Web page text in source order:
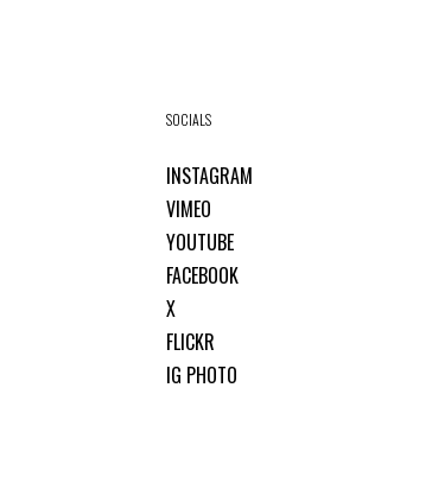
SOCIALS
INSTAGRAM
VIMEO
YOUTUBE
FACEBOOK
X
FLICKR
IG PHOTO